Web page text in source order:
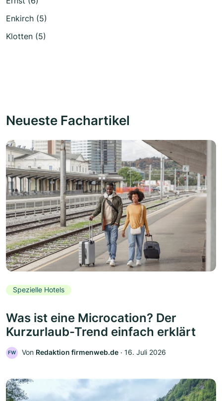
Enkirch (5)
Klotten (5)
Neueste Fachartikel
Spezielle Hotels
Was ist eine Microcation? Der
Kurzurlaub-Trend einfach erklärt
FW Von Redaktion firmenweb.de ‧ 16. Juli 2026